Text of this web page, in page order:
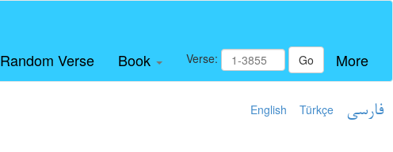
Random Verse Book Verse: Go More
English Türkçe فارسی